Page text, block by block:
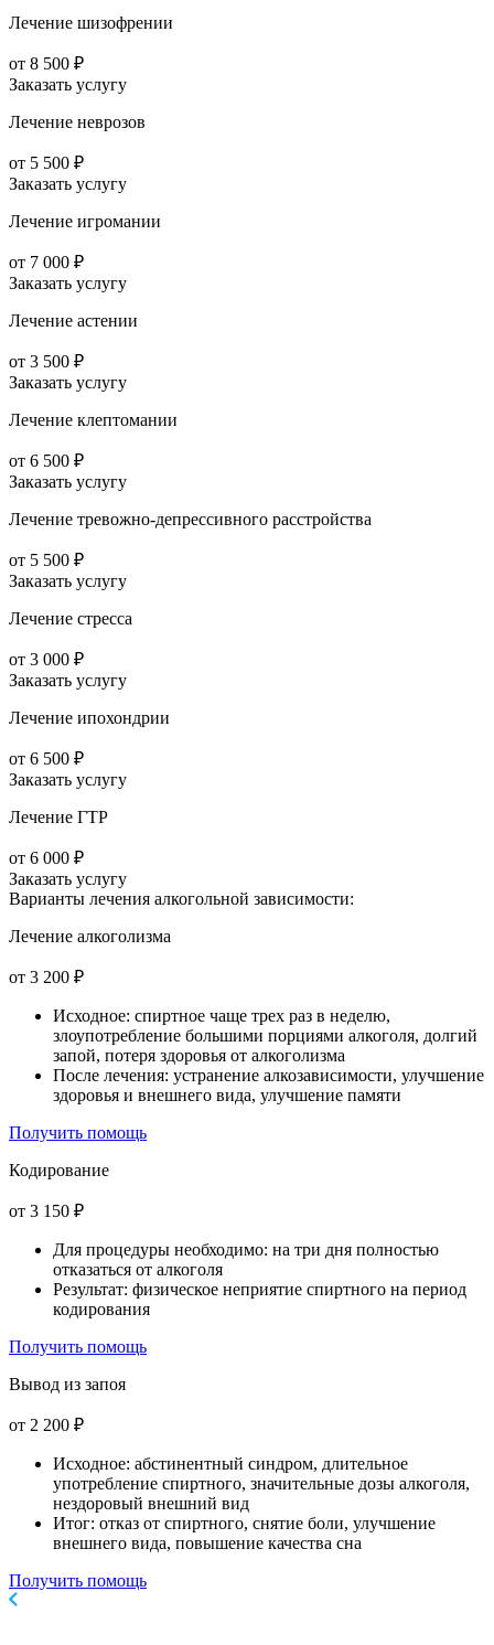
Лечение шизофрении
от 8 500 ₽
Заказать услугу
Лечение неврозов
от 5 500 ₽
Заказать услугу
Лечение игромании
от 7 000 ₽
Заказать услугу
Лечение астении
от 3 500 ₽
Заказать услугу
Лечение клептомании
от 6 500 ₽
Заказать услугу
Лечение тревожно-депрессивного расстройства
от 5 500 ₽
Заказать услугу
Лечение стресса
от 3 000 ₽
Заказать услугу
Лечение ипохондрии
от 6 500 ₽
Заказать услугу
Лечение ГТР
от 6 000 ₽
Заказать услугу
Варианты лечения алкогольной зависимости:
Лечение алкоголизма
от 3 200 ₽
Исходное: спиртное чаще трех раз в неделю,
злоупотребление большими порциями алкоголя, долгий
запой, потеря здоровья от алкоголизма
После лечения: устранение алкозависимости, улучшение
здоровья и внешнего вида, улучшение памяти
Получить помощь
Кодирование
от 3 150 ₽
Для процедуры необходимо: на три дня полностью
отказаться от алкоголя
Результат: физическое неприятие спиртного на период
кодирования
Получить помощь
Вывод из запоя
от 2 200 ₽
Исходное: абстинентный синдром, длительное
употребление спиртного, значительные дозы алкоголя,
нездоровый внешний вид
Итог: отказ от спиртного, снятие боли, улучшение
внешнего вида, повышение качества сна
Получить помощь